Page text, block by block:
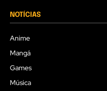
NOTÍCIAS
Anime
Mangá
Games
Música